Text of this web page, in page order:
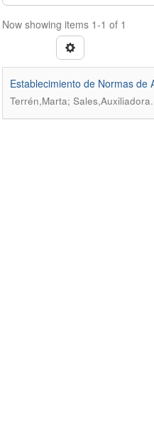
Now showing items 1-1 of 1
Establecimiento de Normas de
Terrén,Marta; Sales,Auxiliadora.